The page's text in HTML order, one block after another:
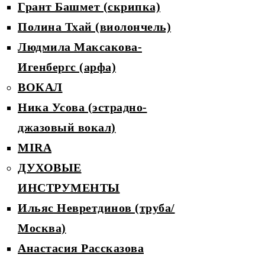
Грант Башмет (скрипка)
Полина Тхай (виолончель)
Людмила Максакова-
Игенбергс (арфа)
ВОКАЛ
Ника Усова (эстрадно-
джазовый вокал)
MIRA
ДУХОВЫЕ
ИНСТРУМЕНТЫ
Ильяс Невретдинов (труба/
Москва)
Анастасия Рассказова